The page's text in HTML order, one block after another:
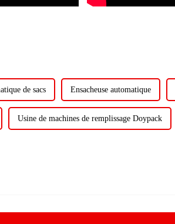
de sacs Ensacheuse automatique
Usine de machines de remplissage Doypack